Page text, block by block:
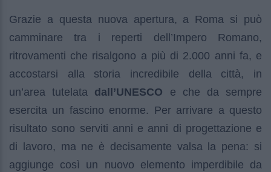
Grazie a questa nuova apertura, a Roma si può
camminare tra i reperti dell’Impero Romano,
ritrovamenti che risalgono a più di 2.000 anni fa, e
accostarsi alla storia incredibile della città, in
un’area tutelata dall’UNESCO e che da sempre
esercita un fascino enorme. Per arrivare a questo
risultato sono serviti anni e anni di progettazione e
di lavoro, ma ne è decisamente valsa la pena: si
aggiunge così un nuovo elemento imperdibile da